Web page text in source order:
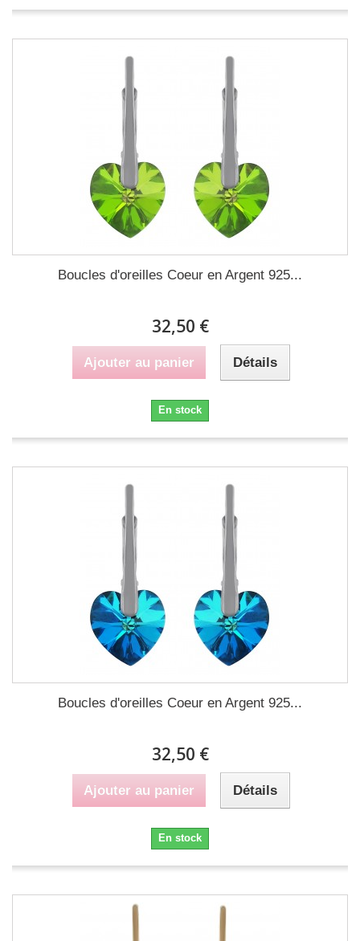
Boucles d'oreilles Coeur en Argent 925...
32,50 €
Ajouter au panier Détails
En stock
Boucles d'oreilles Coeur en Argent 925...
32,50 €
Ajouter au panier Détails
En stock